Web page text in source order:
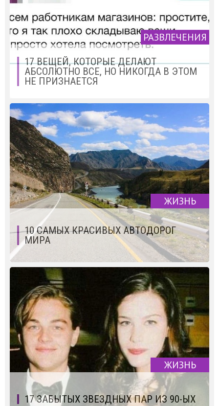
РАЗВЛЕЧЕНИЯ
17 ВЕЩЕЙ, КОТОРЫЕ ДЕЛАЮТ
АБСОЛЮТНО ВСЕ, НО НИКОГДА В ЭТОМ
НЕ ПРИЗНАЕТСЯ
ЖИЗНЬ
10 САМЫХ КРАСИВЫХ АВТОДОРОГ
МИРА
ЖИЗНЬ
17 ЗАБЫТЫХ ЗВЕЗДНЫХ ПАР ИЗ 90-ЫХ